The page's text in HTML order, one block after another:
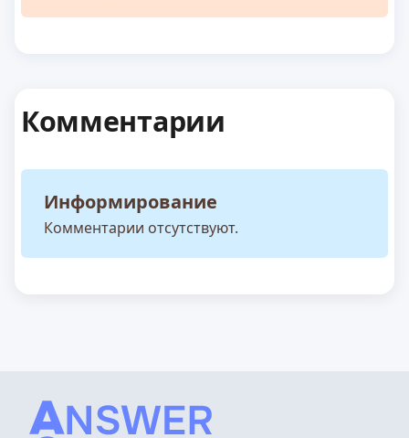
Комментарии
Информирование
Комментарии отсутствуют.